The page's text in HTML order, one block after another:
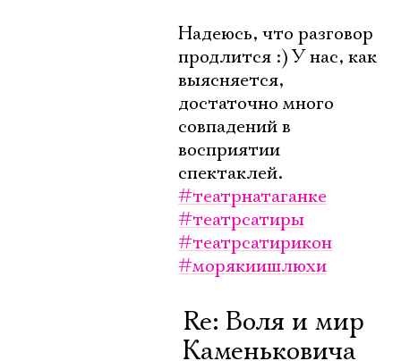
Надеюсь, что разговор
продлится :) У нас, как
выясняется,
достаточно много
совпадений в
восприятии
спектаклей.
#театрнатаганке
#театрсатиры
#театрсатирикон
#морякиишлюхи
Re: Воля и мир
Каменьковича